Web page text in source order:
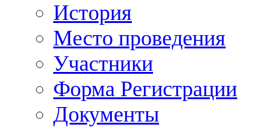
История
Место проведения
Участники
Форма Регистрации
Документы